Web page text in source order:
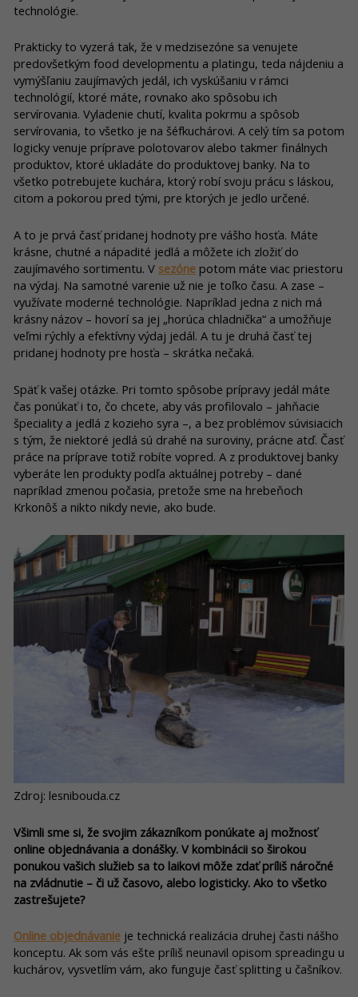
technológie.
Prakticky to vyzerá tak, že v medzisezóne sa venujete
predovšetkým food developmentu a platingu, teda nájdeniu a
vymýšľaniu zaujímavých jedál, ich vyskúšaniu v rámci
technológií, ktoré máte, rovnako ako spôsobu ich
servírovania. Vyladenie chutí, kvalita pokrmu a spôsob
servírovania, to všetko je na šéfkuchárovi. A celý tím sa potom
logicky venuje príprave polotovarov alebo takmer finálnych
produktov, ktoré ukladáte do produktovej banky. Na to
všetko potrebujete kuchára, ktorý robí svoju prácu s láskou,
citom a pokorou pred tými, pre ktorých je jedlo určené.
A to je prvá časť pridanej hodnoty pre vášho hosťa. Máte
krásne, chutné a nápadité jedlá a môžete ich zložiť do
zaujímavého sortimentu. V sezóne potom máte viac priestoru
na výdaj. Na samotné varenie už nie je toľko času. A zase –
využívate moderné technológie. Napríklad jedna z nich má
krásny názov – hovorí sa jej „horúca chladnička“ a umožňuje
veľmi rýchly a efektívny výdaj jedál. A tu je druhá časť tej
pridanej hodnoty pre hosťa – skrátka nečaká.
Späť k vašej otázke. Pri tomto spôsobe prípravy jedál máte
čas ponúkať i to, čo chcete, aby vás profilovalo – jahňacie
špeciality a jedlá z kozieho syra –, a bez problémov súvisiacich
s tým, že niektoré jedlá sú drahé na suroviny, prácne atď. Časť
práce na príprave totiž robíte vopred. A z produktovej banky
vyberáte len produkty podľa aktuálnej potreby – dané
napríklad zmenou počasia, pretože sme na hrebeňoch
Krkonôš a nikto nikdy nevie, ako bude.
Zdroj: lesnibouda.cz
Všimli sme si, že svojim zákazníkom ponúkate aj možnosť
online objednávania a donášky. V kombinácii so širokou
ponukou vašich služieb sa to laikovi môže zdať príliš náročné
na zvládnutie – či už časovo, alebo logisticky. Ako to všetko
zastrešujete?
Online objednávanie je technická realizácia druhej časti nášho
konceptu. Ak som vás ešte príliš neunavil opisom spreadingu u
kuchárov, vysvetlím vám, ako funguje časť splitting u čašníkov.